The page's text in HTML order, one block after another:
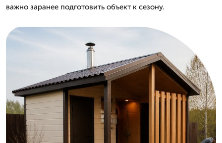
важно заранее подготовить объект к сезону.